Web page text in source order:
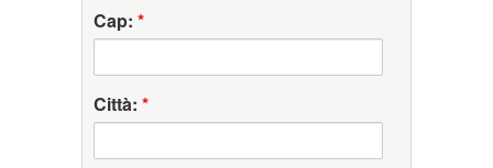
Cap: *
Città: *